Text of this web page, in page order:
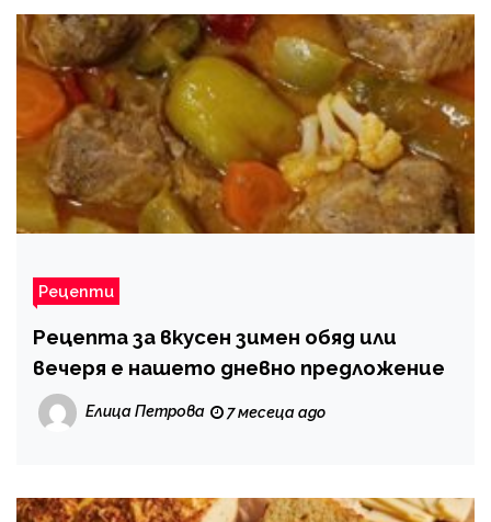
Рецепти
Рецепта за вкусен зимен обяд или
вечеря е нашето дневно предложение
Елица Петрова 7 месеца ago